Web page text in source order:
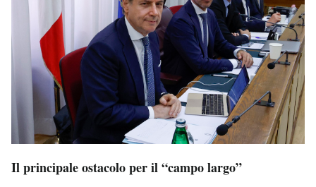
Il principale ostacolo per il “campo largo”